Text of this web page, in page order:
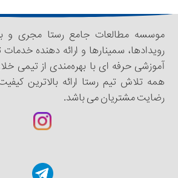
موسسه مطالعات جامع رستا مجری و
رویدادها، سمینار‌‌ها و ارائه دهنده
آموزشی حرفه ای با بهره‌مندی از
همه تلاش تیم رستا ارائه بالاترین
رضایت مشتریان می باشد.